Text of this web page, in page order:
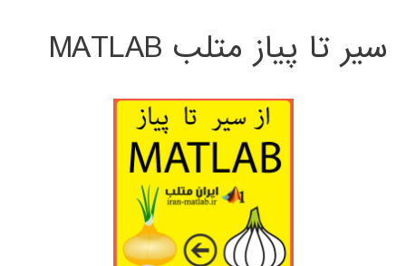
سیر تا پیاز متلب MATLAB